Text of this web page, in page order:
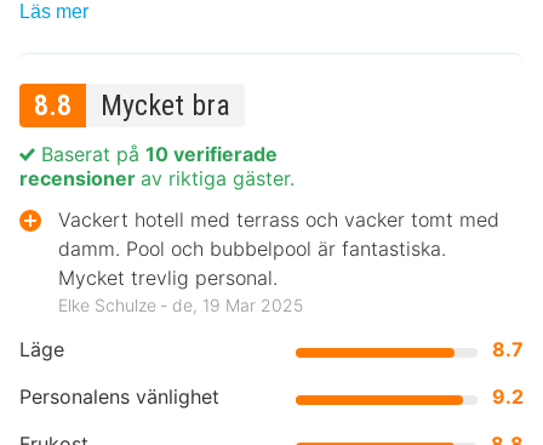
Läs mer
8.8 Mycket bra
Läge
8.7
Personalens vänlighet
9.2
Baserat på 10 verifierade
recensioner av riktiga gäster.
Vackert hotell med terrass och vacker tomt med
damm. Pool och bubbelpool är fantastiska.
Mycket trevlig personal.
Elke Schulze ‐ de, 19 Mar 2025